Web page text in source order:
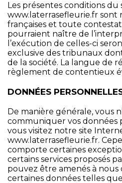
Les présentes conditions du
www.laterrasefleurie.fr sont
françaises et toute
pourraient naître de
l’exécution de celles-ci
exclusive des tribunaux
de la société. La langue de
règlement de contentieux
DONNÉES
De manière générale, vous
communiquer vos données
vous visitez notre site
www.laterrasefleurie.fr.
comporte certaines
certains services proposés
pouvez être amenés à
certaines données telles